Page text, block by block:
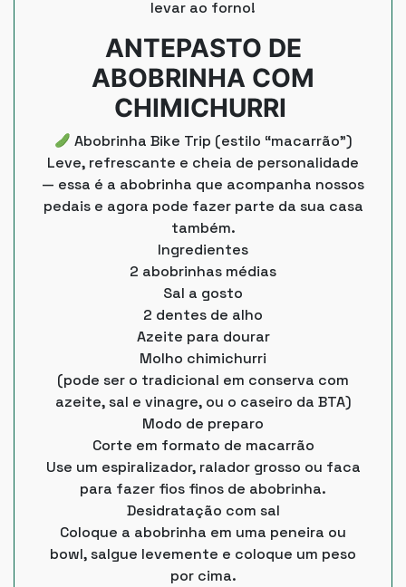
levar ao forno!
ANTEPASTO DE
ABOBRINHA COM
CHIMICHURRI
Abobrinha Bike Trip (estilo “macarrão”)
Leve, refrescante e cheia de personalidade
— essa é a abobrinha que acompanha nossos
pedais e agora pode fazer parte da sua casa
também.
Ingredientes
2 abobrinhas médias
Sal a gosto
2 dentes de alho
Azeite para dourar
Molho chimichurri
(pode ser o tradicional em conserva com
azeite, sal e vinagre, ou o caseiro da BTA)
Modo de preparo
Corte em formato de macarrão
Use um espiralizador, ralador grosso ou faca
para fazer fios finos de abobrinha.
Desidratação com sal
Coloque a abobrinha em uma peneira ou
bowl, salgue levemente e coloque um peso
por cima.